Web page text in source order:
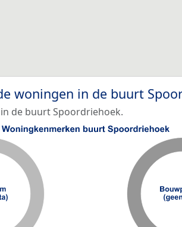
woningen in de buurt
de buurt Spoordriehoek.